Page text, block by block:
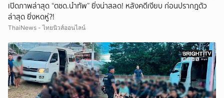
เปิดภาพล่าสุด “ตชด.นำทัพ” ยิ่งน่าสลด! หลังคดีเงียบ ก่อนปรากฎตัว
ล่าสุด ยิ่งหดหู่?!
ThaiNews - ไทยนิวส์ออนไลน์